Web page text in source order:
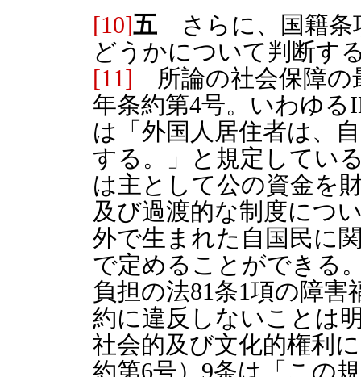
[10]五 さらに、国籍条
どうかについて判断す
[11] 所論の社会保障の
年条約第4号。いわゆる
は「外国人居住者は、
する。」と規定してい
は主として公の資金を
及び過渡的な制度につ
外で生まれた自国民に
で定めることができる
負担の法81条1項の障
約に違反しないことは
社会的及び文化的権利
約第6号）9条は「この